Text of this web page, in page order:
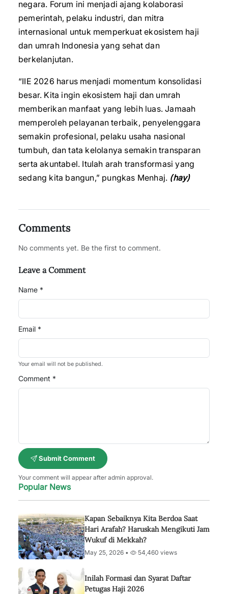
negara. Forum ini menjadi ajang kolaborasi
pemerintah, pelaku industri, dan mitra
internasional untuk memperkuat ekosistem haji
dan umrah Indonesia yang sehat dan
berkelanjutan.
“IIE 2026 harus menjadi momentum konsolidasi
besar. Kita ingin ekosistem haji dan umrah
memberikan manfaat yang lebih luas. Jamaah
memperoleh pelayanan terbaik, penyelenggara
semakin profesional, pelaku usaha nasional
tumbuh, dan tata kelolanya semakin transparan
serta akuntabel. Itulah arah transformasi yang
sedang kita bangun,” pungkas Menhaj. (hay)
Comments
No comments yet. Be the first to comment.
Leave a Comment
Name *
Email *
Your email will not be published.
Comment *
Submit Comment
Your comment will appear after admin approval.
Popular News
Kapan Sebaiknya Kita Berdoa Saat
Hari Arafah? Haruskah Mengikuti Jam
Wukuf di Mekkah?
May 25, 2026 • 54,460 views
Inilah Formasi dan Syarat Daftar
Petugas Haji 2026